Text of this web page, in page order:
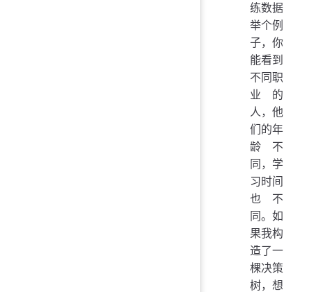
练数据
举个例
子，你
能看到
不同职
业的
人，他
们的年
龄不
同，学
习时间
也不
同。如
果我构
造了一
棵决策
树，想